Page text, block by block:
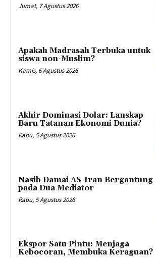
Jumat, 7 Agustus 2026
Apakah Madrasah Terbuka untuk
siswa non-Muslim?
Kamis, 6 Agustus 2026
Akhir Dominasi Dolar: Lanskap
Baru Tatanan Ekonomi Dunia?
Rabu, 5 Agustus 2026
Nasib Damai AS-Iran Bergantung
pada Dua Mediator
Rabu, 5 Agustus 2026
Ekspor Satu Pintu: Menjaga
Kebocoran, Membuka Keraguan?